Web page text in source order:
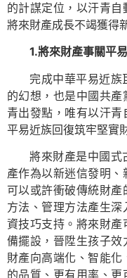
的計謀定位，以汗青
將來財產成長不竭獲得
1.將來財產事關平
完成中華平易近族
的幻想，也是中國共
青出發點，唯有以汗
平易近族回復筑牢堅實
將來財產是中國式
產作為以新迷信發明、
可以或許衝破傳統財
方法、管理方法產生
資技巧支持。將來財
備擺設，晉陞生孩子
財產向高端化、智能
的品質、更有用率、